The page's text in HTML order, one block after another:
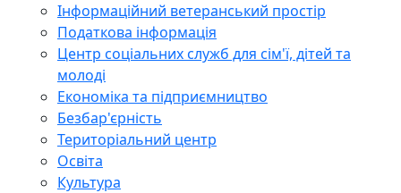
Інформаційний ветеранський простір
Податкова інформація
Центр соціальних служб для сім'ї, дітей та
молоді
Економіка та підприємництво
Безбар'єрність
Територіальний центр
Освіта
Культура